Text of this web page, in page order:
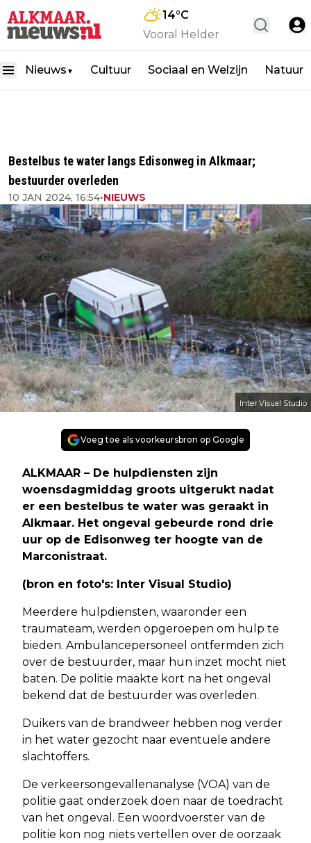
14°C
Vooral Helder
Nieuws ▼ Cultuur Sociaal en Welzijn Natuur
Bestelbus te water langs Edisonweg in Alkmaar;
bestuurder overleden
10 JAN 2024, 16:54•NIEUWS
Inter Visual Studio
Voeg toe als voorkeursbron op Google
ALKMAAR – De hulpdiensten zijn
woensdagmiddag groots uitgerukt nadat
er een bestelbus te water was geraakt in
Alkmaar. Het ongeval gebeurde rond drie
uur op de Edisonweg ter hoogte van de
Marconistraat.
(bron en foto's: Inter Visual Studio)
Meerdere hulpdiensten, waaronder een
traumateam, werden opgeroepen om hulp te
bieden. Ambulancepersoneel ontfermden zich
over de bestuurder, maar hun inzet mocht niet
baten. De politie maakte kort na het ongeval
bekend dat de bestuurder was overleden.
Duikers van de brandweer hebben nog verder
in het water gezocht naar eventuele andere
slachtoffers.
De verkeersongevallenanalyse (VOA) van de
politie gaat onderzoek doen naar de toedracht
van het ongeval. Een woordvoerster van de
politie kon nog niets vertellen over de oorzaak